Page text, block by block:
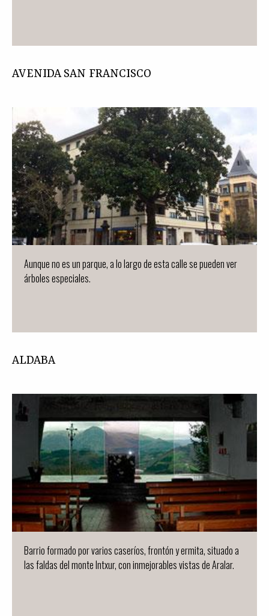
AVENIDA SAN FRANCISCO
Aunque no es un parque, a lo largo de esta calle se pueden ver
árboles especiales.
ALDABA
Barrio formado por varios caseríos, frontón y ermita, situado a
las faldas del monte Intxur, con inmejorables vistas de Aralar.